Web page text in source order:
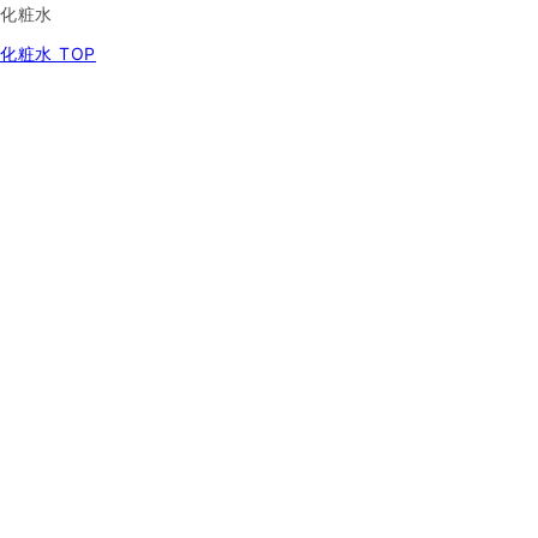
化粧水
化粧水 TOP